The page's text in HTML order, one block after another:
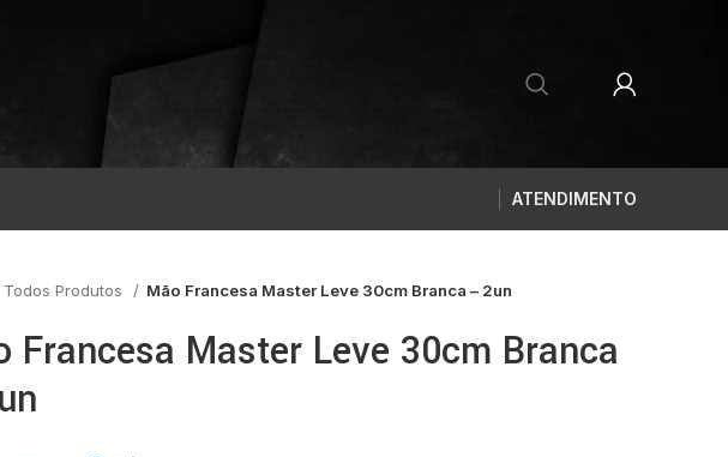
ATENDIMENTO
Todos Produtos Mão Francesa Master Leve 30cm Branca – 2un
Francesa Master Leve 30cm Branca